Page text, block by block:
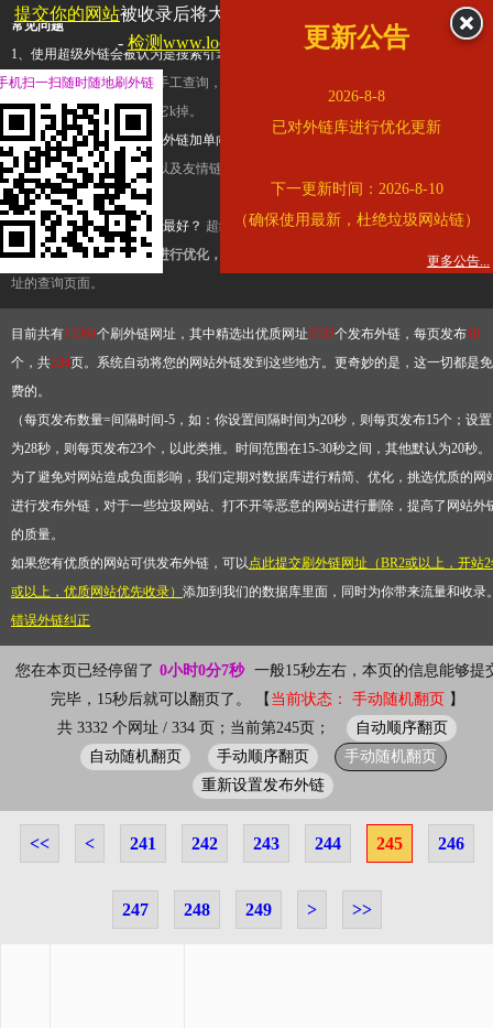
常见问题
1、使用超级外链会被认为是搜索引擎优化作弊吗？ 超级外链只是一个简便而集成
查询工具，模拟的是正常手工查询，不是作弊。如果是作弊，那您可以使用超级外
推广竞争对手的网址，让它k掉。
2、网站优化单纯依靠超级外链加单向链接可行吗？
链，需要结合普通的外链以及友情链接，您可以到站长论坛发布外链，到友情链接
台交换友情链接。
3、如何使用超级外链效果最好？ 超级外链不同于普通的外链，它是动态的链接，
有频繁使用超级外链工具进行优化，才能获得稳定的外链
，最终使搜索引擎收录带
址的查询页面。
目前共有13264个刷外链网址，其中精选出优质网址3332个发布外链，每页发布10
个，共334页。系统自动将您的网站外链发到这些地方。更奇妙的是，这一切都是免
费的。
（每页发布数量=间隔时间-5，如：你设置间隔时间为20秒，则每页发布15个；设置
为28秒，则每页发布23个，以此类推。时间范围在15-30秒之间，其他默认为20秒
为了避免对网站造成负面影响，我们定期对数据库进行精简、优化，挑选优质的网
进行发布外链，对于一些垃圾网站、打不开等恶意的网站进行删除，提高了网站外
的质量。
如果您有优质的网站可供发布外链，可以点此提交刷外链网址（BR2或以上，开站
或以上，优质网站优先收录） 添加到我们的数据库里面，同时为你带来流量和收录
错误外链纠正
您在本页已经停留了 0小时0分8秒
一般15秒左右，本页的信息能够提
完毕，15秒后就可以翻页了。 【 当前状态： 手动随机翻页 】
共 3332 个网址 / 334 页；当前第245页；
自动顺序翻页
自动随机翻页
手动顺序翻页
手动随机翻页
重新设置发布外链
<< < 241 242 243 244 245 246
247 248 249 > >>
提交你的网站被收录后将大幅提升流量和外链，
查看展示页面
- 检测www.locpg.gov.cn是否收录
更新公告
2026-8-8
已对外链库进行优化更新
下一更新时间：2026-8-10
（确保使用最新，杜绝垃圾网站链）
更多公告...
机扫一扫随时随地刷外链